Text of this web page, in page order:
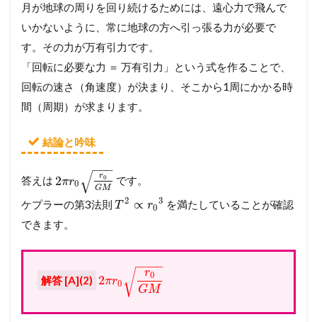
月が地球の周りを回り続けるためには、遠心力で飛んで
いかないように、常に地球の方へ引っ張る力が必要で
す。その力が万有引力です。
「回転に必要な力 ＝ 万有引力」という式を作ることで、
回転の速さ（角速度）が決まり、そこから1周にかかる時
間（周期）が求まります。
結論と吟味
答えは 2πr0
r0
GM
−−
−
√
です。
ケプラーの第3法則 T 2 ∝ r0
3 を満たしていることが確認
できます。
解答 [A](2) 2πr0
r0
GM
− −
−−
√